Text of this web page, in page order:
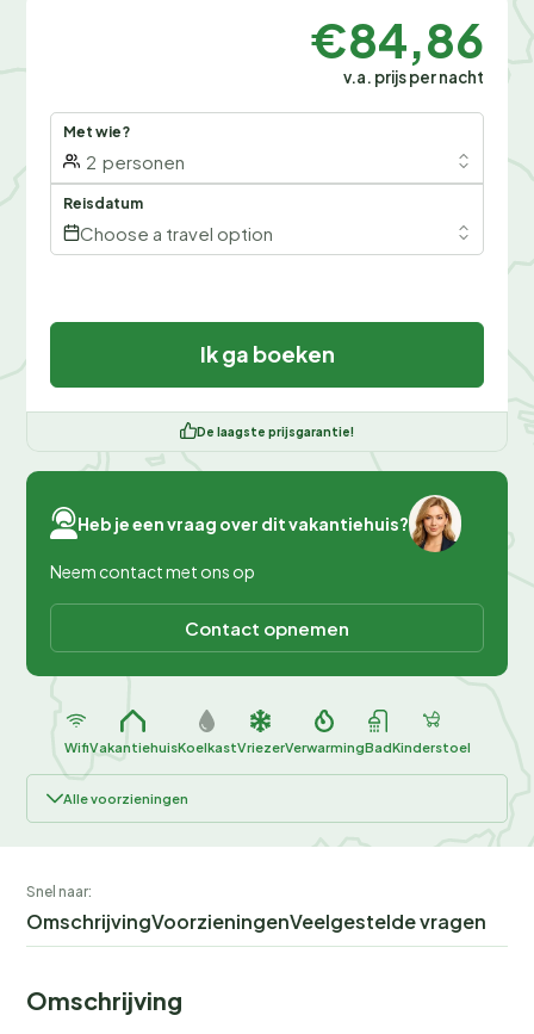
€84,86
v.a. prijs per nacht
Met wie?
2 personen
Reisdatum
Choose a travel option
Ik ga boeken
De laagste prijsgarantie!
Heb je een vraag over dit vakantiehuis?
Neem contact met ons op
Contact opnemen
WifiVakantiehuisKoelkastVriezerVerwarmingBadKinderstoel
Alle voorzieningen
Snel naar:
OmschrijvingVoorzieningenVeelgestelde vragen
Omschrijving